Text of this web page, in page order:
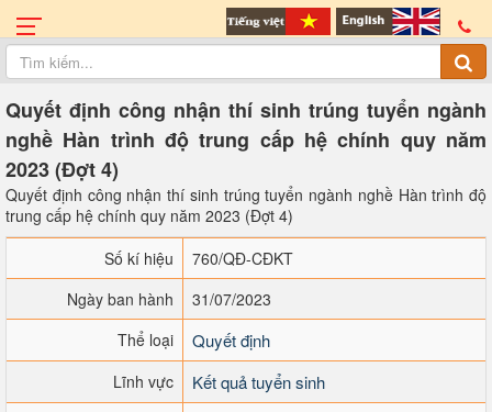
Quyết định công nhận thí sinh trúng tuyển ngành
nghề Hàn trình độ trung cấp hệ chính quy năm
2023 (Đợt 4)
Quyết định công nhận thí sinh trúng tuyển ngành nghề Hàn trình độ
trung cấp hệ chính quy năm 2023 (Đợt 4)
Số kí hiệu
760/QĐ-CĐKT
Ngày ban hành
31/07/2023
Thể loại
Quyết định
Lĩnh vực Kết quả tuyển sinh